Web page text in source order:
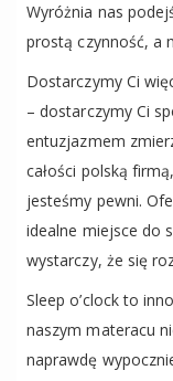
Wyróżnia nas
prostą czynność, a
Dostarczymy Ci
– dostarczymy Ci
entuzjazmem
całości polską
jesteśmy pewni.
idealne miejsce do
wystarczy, że się
Sleep o’clock to
naszym materacu
naprawdę